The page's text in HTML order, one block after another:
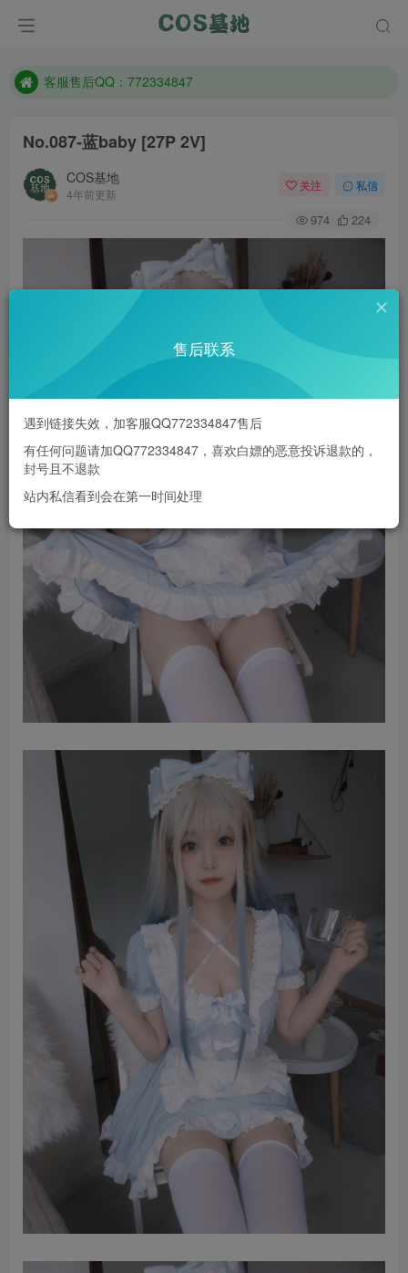
防失联：百度搜索《一七天佳》，实时查看最新站点。
遇到任何问题加客服QQ：772334847
No.087-蓝baby [27P 2V]
COS基地
4年前更新
关注 私信
974 224
售后联系
遇到链接失效，加客服QQ772334847售后
有任何问题请加QQ772334847，喜欢白嫖的恶意投诉退款的，
封号且不退款
站内私信看到会在第一时间处理